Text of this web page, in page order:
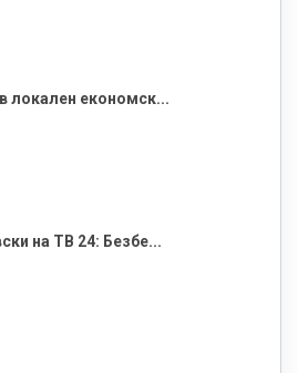
локален економск...
на ТВ 24: Безбе...